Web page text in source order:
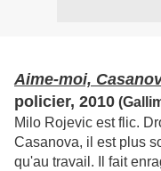
Aime-moi,
policier, 2010
Milo Rojevic est flic.
Casanova, il est plus
qu'au travail. Il fait